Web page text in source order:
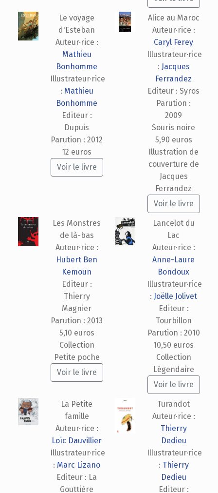
Le voyage
d'Esteban
Auteur·rice :
Mathieu
Bonhomme
Illustrateur·rice
: Mathieu
Bonhomme
Editeur :
Dupuis
Parution : 2012
12 euros
Voir le livre
Alice au Maroc
Auteur·rice :
Caryl Ferey
Illustrateur·rice
: Jacques
Ferrandez
Editeur : Syros
Parution :
2009
Souris noire
5,90 euros
Illustration de
couverture de
Jacques
Ferrandez
Voir le livre
Les Monstres
de là-bas
Auteur·rice :
Hubert Ben
Kemoun
Editeur :
Thierry
Magnier
Parution : 2013
5,10 euros
Collection
Petite poche
Voir le livre
Lancelot du
Lac
Auteur·rice :
Anne-Laure
Bondoux
Illustrateur·rice
: Joëlle Jolivet
Editeur :
Tourbillon
Parution : 2010
10,50 euros
Collection
Légendaire
Voir le livre
La Petite
famille
Auteur·rice :
Loïc Dauvillier
Illustrateur·rice
: Marc Lizano
Editeur : La
Gouttière
Turandot
Auteur·rice :
Thierry
Dedieu
Illustrateur·rice
: Thierry
Dedieu
Editeur :